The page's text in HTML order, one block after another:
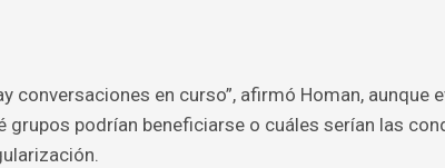
conversaciones en curso”, afirmó Homan,
grupos podrían beneficiarse o cuáles serían las